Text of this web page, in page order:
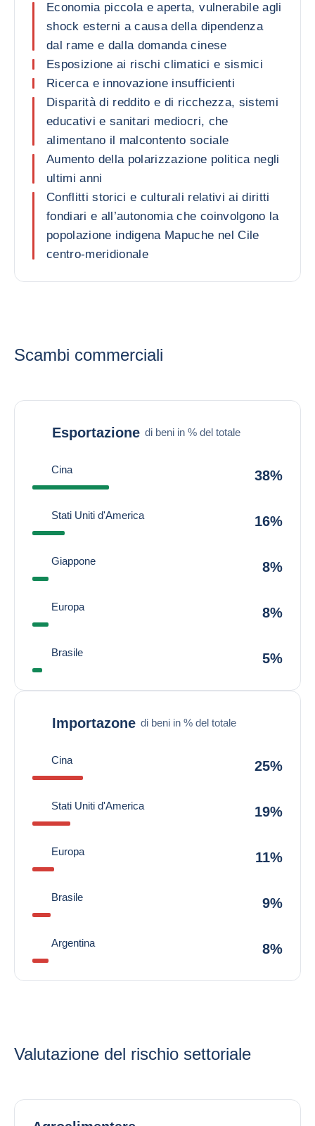
Economia piccola e aperta, vulnerabile agli
shock esterni a causa della dipendenza
dal rame e dalla domanda cinese
Esposizione ai rischi climatici e sismici
Ricerca e innovazione insufficienti
Disparità di reddito e di ricchezza, sistemi
educativi e sanitari mediocri, che
alimentano il malcontento sociale
Aumento della polarizzazione politica negli
ultimi anni
Conflitti storici e culturali relativi ai diritti
fondiari e all’autonomia che coinvolgono la
popolazione indigena Mapuche nel Cile
centro-meridionale
Scambi commerciali
Esportazione di beni in % del totale
Cina 38%
Stati Uniti d'America 16%
Giappone 8%
Europa 8%
Brasile 5%
Importazone di beni in % del totale
Cina 25%
Stati Uniti d'America 19%
Europa 11%
Brasile 9%
Argentina 8%
Valutazione del rischio settoriale